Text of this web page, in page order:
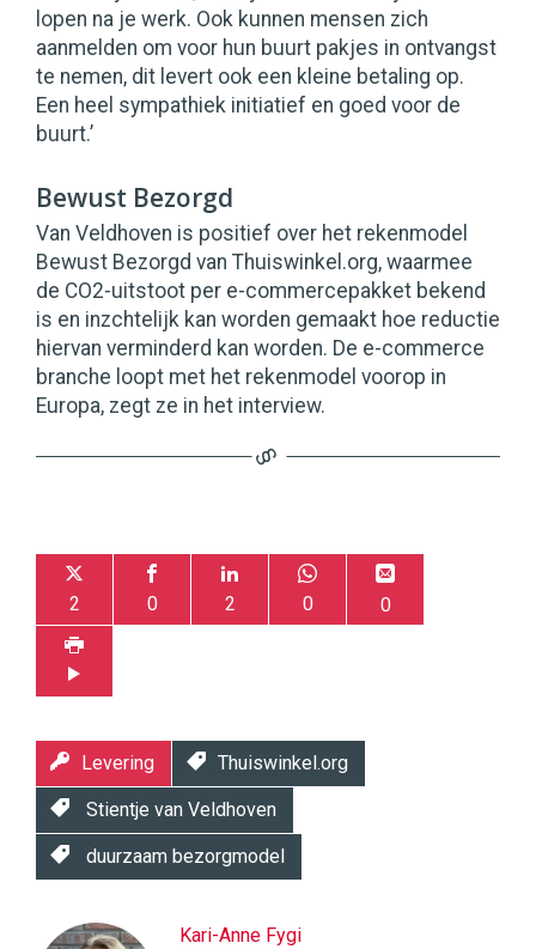
lopen na je werk. Ook kunnen mensen zich
aanmelden om voor hun buurt pakjes in ontvangst
te nemen, dit levert ook een kleine betaling op.
Een heel sympathiek initiatief en goed voor de
buurt.’
Bewust Bezorgd
Van Veldhoven is positief over het rekenmodel
Bewust Bezorgd van Thuiswinkel.org, waarmee
de CO2-uitstoot per e-commercepakket bekend
is en inzchtelijk kan worden gemaakt hoe reductie
hiervan verminderd kan worden. De e-commerce
branche loopt met het rekenmodel voorop in
Europa, zegt ze in het interview.
2 0 2 0 0
Levering Thuiswinkel.org
Stientje van Veldhoven
duurzaam bezorgmodel
Kari-Anne Fygi